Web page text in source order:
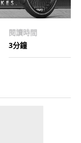
閱讀時間
3分鐘